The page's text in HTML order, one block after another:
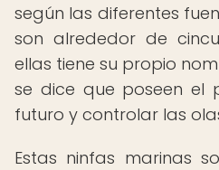
según las diferentes
son alrededor de
ellas tiene su propio
se dice que poseen el
futuro y controlar las
Estas ninfas marinas